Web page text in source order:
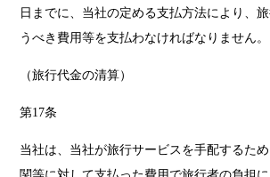
日までに、当社の定める支払方法により、
うべき費用等を支払わなければなりません。
（旅行代金の清算）
第17条
当社は、当社が旅行サービスを手配するた